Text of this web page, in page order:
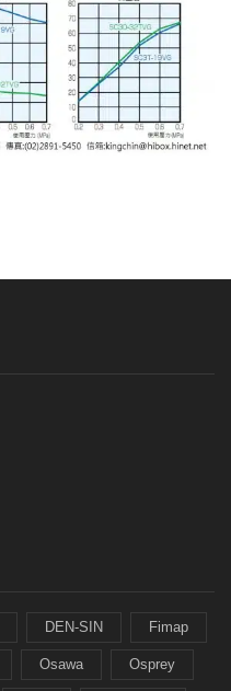
DEN-SIN Fimap
Osawa Osprey